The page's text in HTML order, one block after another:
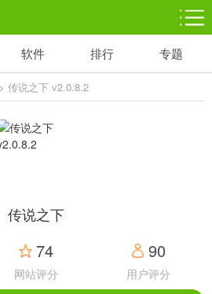
休闲益智
1万+款游戏
体育竞技
5百+款游戏
赛车竞速
3百+款游戏
软件 排行 专题
传说之下 v2.0.8.2
传说之下
74
网站评分
90
用户评分